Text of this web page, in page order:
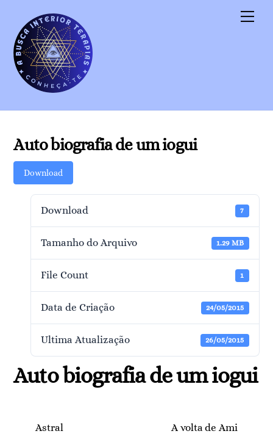
content
Auto biografia de um iogui
Download
Download 7
Tamanho do Arquivo 1.29 MB
File Count 1
Data de Criação 24/05/2015
Ultima Atualização 26/05/2015
Auto biografia de um iogui
Astral A volta de Ami